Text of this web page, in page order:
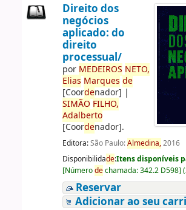
Direito dos
negócios
aplicado: do
direito
processual/
por MEDEIROS NETO,
Elias Marques de
[Coordenador] |
SIMÃO FILHO,
Adalberto
[Coordenador].
Editora:São Paulo:Almedina,2016
Disponibilidade:Itens disponíveis
[Númerodechamada:342.2 D598]
Reservar
Adicionar ao seu